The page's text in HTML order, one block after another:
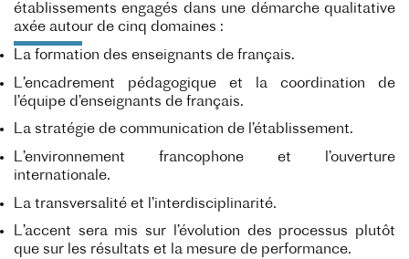
établissements engagés dans une démarche qualitative
axée autour de cinq domaines :
La formation des enseignants de français.
L’encadrement pédagogique et la coordination de
l’équipe d’enseignants de français.
La stratégie de communication de l’établissement.
L’environnement francophone et l’ouverture
internationale.
La transversalité et l’interdisciplinarité.
L’accent sera mis sur l’évolution des processus plutôt
que sur les résultats et la mesure de performance.